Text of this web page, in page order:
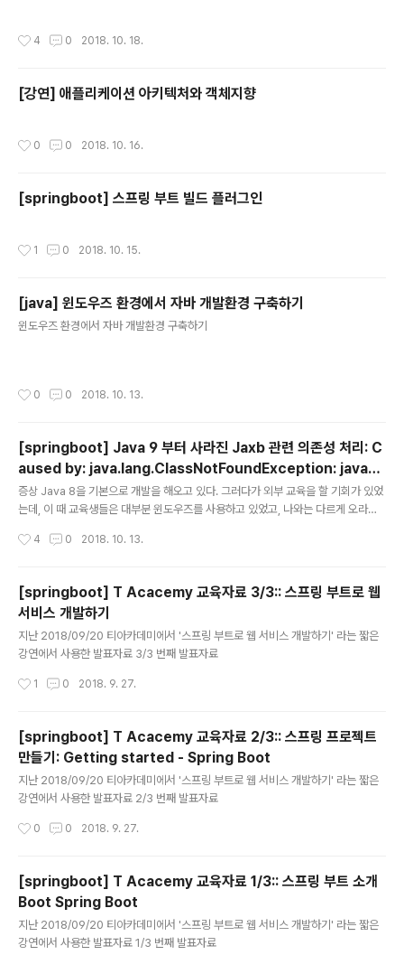
4 0 2018. 10. 18.
[강연] 애플리케이션 아키텍처와 객체지향
0 0 2018. 10. 16.
[springboot] 스프링 부트 빌드 플러그인
1 0 2018. 10. 15.
[java] 윈도우즈 환경에서 자바 개발환경 구축하기
윈도우즈 환경에서 자바 개발환경 구축하기
0 0 2018. 10. 13.
[springboot] Java 9 부터 사라진 Jaxb 관련 의존성 처리: C
aused by: java.lang.ClassNotFoundException: javax.
xml.bind.JAXBException
증상 Java 8을 기본으로 개발을 해오고 있다. 그러다가 외부 교육을 할 기회가 있었
는데, 이 때 교육생들은 대부분 윈도우즈를 사용하고 있었고, 나와는 다르게 오라클
행환경에서 스프링 부트 프로젝트를 실행하면 Caused by: java.lang.ClassNot
ps://stackoverflow.com/questions/43574426/how-to-resolve-java-l
ang-noclassdeffounderror-javax-xml-bind-jaxbexception-in-j JAVA
9부터 빠진 기능들이..
4 0 2018. 10. 13.
[springboot] T Acacemy 교육자료 3/3:: 스프링 부트로 웹
서비스 개발하기
지난 2018/09/20 티아카데미에서 '스프링 부트로 웹 서비스 개발하기' 라는 짧은
강연에서 사용한 발표자료 3/3 번째 발표자료
1 0 2018. 9. 27.
[springboot] T Acacemy 교육자료 2/3:: 스프링 프로젝트
만들기: Getting started - Spring Boot
지난 2018/09/20 티아카데미에서 '스프링 부트로 웹 서비스 개발하기' 라는 짧은
강연에서 사용한 발표자료 2/3 번째 발표자료
0 0 2018. 9. 27.
[springboot] T Acacemy 교육자료 1/3:: 스프링 부트 소개
Boot Spring Boot
지난 2018/09/20 티아카데미에서 '스프링 부트로 웹 서비스 개발하기' 라는 짧은
강연에서 사용한 발표자료 1/3 번째 발표자료